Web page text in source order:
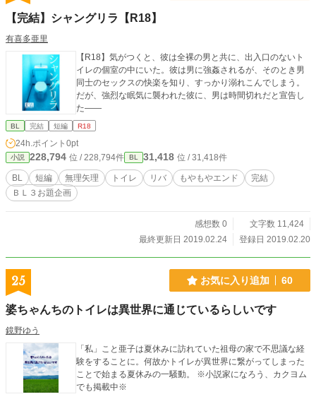
【完結】シャングリラ【R18】
有喜多亜里
【R18】気がつくと、彼は全裸の男と共に、出入口のないト
イレの個室の中にいた。彼は男に強姦されるが、そのとき男
同士のセックスの快楽を知り、すっかり溺れこんでしまう。
だが、強烈な眠気に襲われた彼に、男は時間切れだと宣告し
た――
BL 完結 短編 R18
24h.ポイント 0pt
小説 228,794 位 / 228,794件 BL 31,418 位 / 31,418件
BL 短編 無理矢理 トイレ リバ もやもやエンド
完結
ＢＬ３お題企画
感想数 0
文字数 11,424
最終更新日 2019.02.24
登録日 2019.02.20
25 お気に入り追加 60
婆ちゃんちのトイレは異世界に通じているらしいです
鏡野ゆう
「私」こと亜子は夏休みに訪れていた祖母の家で不思議な経
験をすることに。何故かトイレが異世界に繋がってしまった
ことで始まる夏休みの一騒動。 ※小説家になろう、カクヨム
でも掲載中※